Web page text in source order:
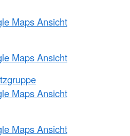
Maps Ansicht
Maps Ansicht
Maps Ansicht
Maps Ansicht